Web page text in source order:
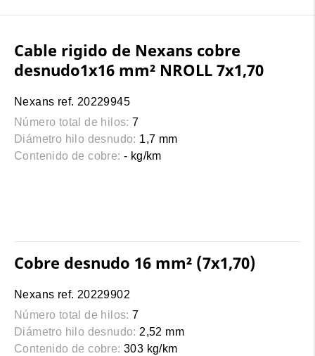
Cable rigido de Nexans cobre
desnudo1x16 mm² NROLL 7x1,70
Nexans ref. 20229945
Número total de hilos: 7
Diámetro hilo desnudo: 1,7 mm
Contenido de cobre: - kg/km
Cobre desnudo 16 mm² (7x1,70)
Nexans ref. 20229902
Número total de hilos: 7
Diámetro hilo desnudo: 2,52 mm
Contenido de cobre: 303 kg/km